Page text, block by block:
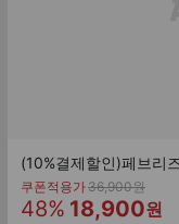
쿠폰적용가기
존
가
36,900원
할
48% 판
18,900원